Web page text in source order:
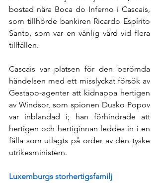
bostad nära Boca do Inferno i Cascais,
som tillhörde bankiren Ricardo Espírito
Santo, som var en vänlig värd vid flera
tillfällen.
Cascais var platsen för den berömda
händelsen med ett misslyckat försök av
Gestapo-agenter att kidnappa hertigen
av Windsor, som spionen Dusko Popov
var inblandad i; han förhindrade att
hertigen och hertiginnan leddes in i en
fälla som utlagts på order av den tyske
utrikesministern.
Luxemburgs storhertigsfamilj